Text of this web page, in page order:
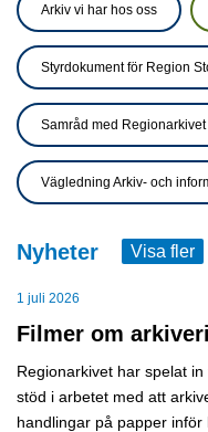
Arkiv vi har hos oss
Styrdokument för Region
Samråd med Regionarkivet
Vägledning Arkiv- och
Nyheter Visa fler
1 juli 2026
Filmer om
Regionarkivet har spelat
stöd i arbetet med att
handlingar på papper